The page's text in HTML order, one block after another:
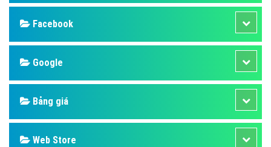
Facebook
Google
Bảng giá
Web Store